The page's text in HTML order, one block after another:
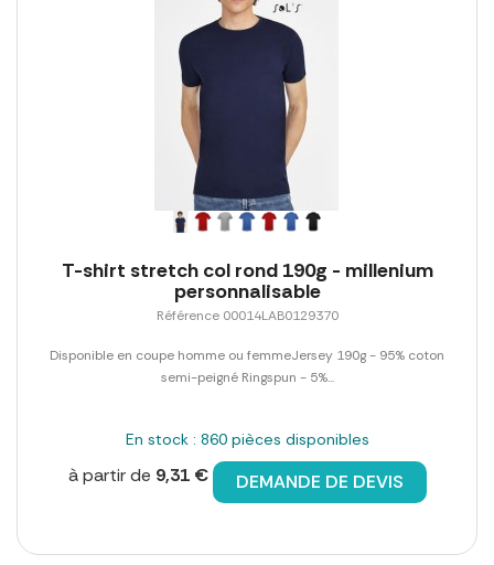
T-shirt stretch col rond 190g - millenium
personnalisable
Référence 00014LAB0129370
Disponible en coupe homme ou femmeJersey 190g - 95% coton
semi-peigné Ringspun - 5%...
En stock : 860 pièces disponibles
à partir de 9,31 € DEMANDE DE DEVIS